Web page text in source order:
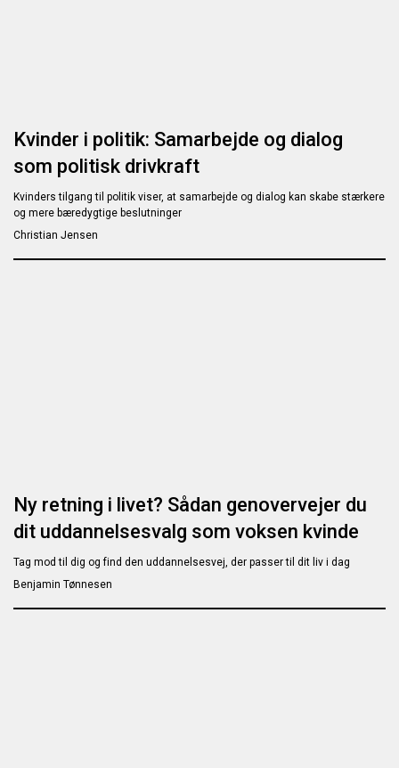
Kvinder i politik: Samarbejde og dialog
som politisk drivkraft
Kvinders tilgang til politik viser, at samarbejde og dialog kan skabe stærkere
og mere bæredygtige beslutninger
Christian Jensen
Ny retning i livet? Sådan genovervejer du
dit uddannelsesvalg som voksen kvinde
Tag mod til dig og find den uddannelsesvej, der passer til dit liv i dag
Benjamin Tønnesen